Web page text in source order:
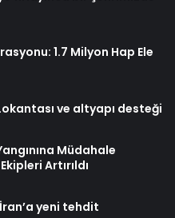
1.7 Milyon Hap Ele
ve altyapı desteği
Müdahale
Artırıldı
yeni tehdit